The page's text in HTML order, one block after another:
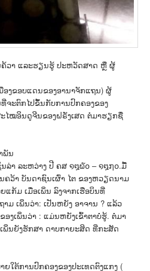
ວາ ແລະຮຽນຮູ້ ປະຫວັດສາດ ຫຼື ຜູ້
ອງຂອບແດນຂອງອານາຈັກແຖນ) ຜູ້
ຈະຕົກໄປຂຶ້້ນກັບການປົກຄອງຂອງ
ໄໝອິນດູຈີນຂອງຝຣັ່ງເສດ ຕໍ່ມາຮຽກຊື່
ພັນ
ນລ່າ ລະຫວ່າງ ປີ ຄສ ໑໘໖໐ – ໑໘໗໐.ມື້
ຄວ້າ ບັນດາຊົນເຜົ່າ ໄຕ ຂອງຫວຽດນາມ
ກ້ມ ເມື່ອເພິ່ນ ລົງຈາກເຮືອບິນທີ່
ມ ເພິ່ນວ່າ: ເປັນຫຍັງ ອາຈານ ? ແລ້ວ
ອງເພິ່ນວ່າ : ແມ່ນຫຍັງເຂົ້າຕາບໍ່ຮູ້. ຕໍ່ມາ
ພິ່ນຍັງຮັກສາ ດາບກາຍະສິດ ທີ່ກະສັດ
ຍໃຕ້ການປົກຄອງຂອງປະເທດຕົງແກງ (